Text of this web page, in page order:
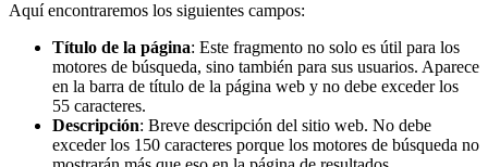
Aquí encontraremos los siguientes campos:
Título de la página: Este fragmento no solo es útil para los
motores de búsqueda, sino también para sus usuarios. Aparece
en la barra de título de la página web y no debe exceder los
55 caracteres.
Descripción: Breve descripción del sitio web. No debe
exceder los 150 caracteres porque los motores de búsqueda no